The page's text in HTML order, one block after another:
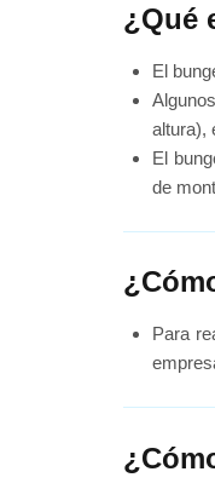
¿Qué
El
altura),
El
de
Para